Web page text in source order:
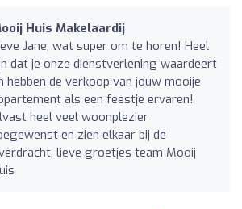
Huis Makelaardij
Jane, wat super om te horen! Heel
dat je onze dienstverlening waardeert
hebben de verkoop van jouw mooije
als een feestje ervaren!
heel veel woonplezier
en zien elkaar bij de
lieve groetjes team Mooij